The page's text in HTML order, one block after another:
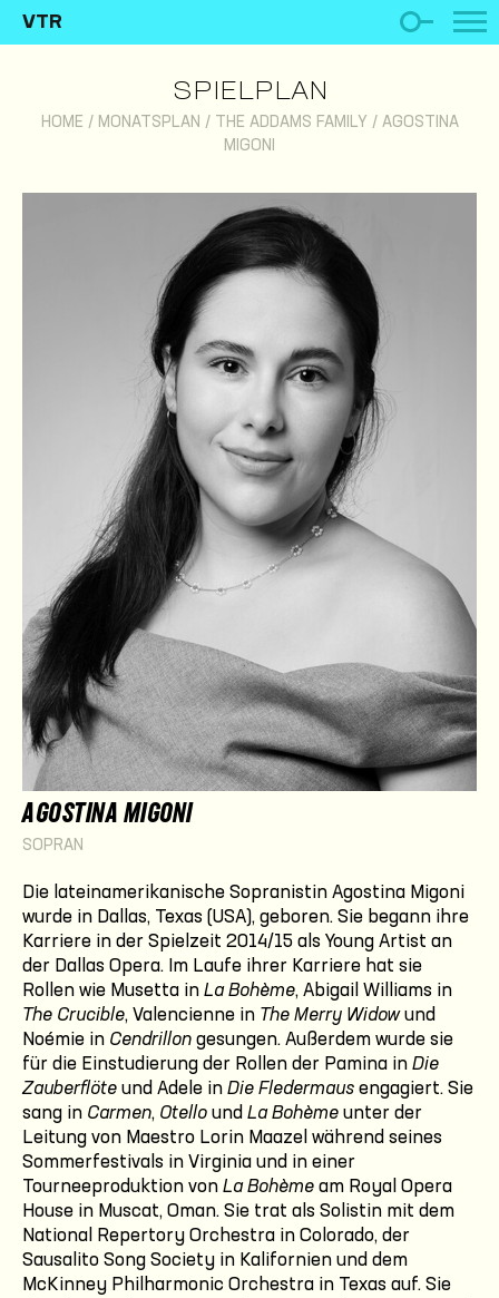
VTR
SPIELPLAN
HOME / MONATSPLAN / THE ADDAMS FAMILY / AGOSTINA
MIGONI
AGOSTINA MIGONI
SOPRAN
Die lateinamerikanische Sopranistin Agostina Migoni
wurde in Dallas, Texas (USA), geboren. Sie begann ihre
Karriere in der Spielzeit 2014/15 als Young Artist an
der Dallas Opera. Im Laufe ihrer Karriere hat sie
Rollen wie Musetta in La Bohème, Abigail Williams in
The Crucible, Valencienne in The Merry Widowund
Noémie in Cendrillon gesungen. Außerdem wurde sie
für die Einstudierung der Rollen der Pamina in Die
Zauberflöte und Adele in Die Fledermaus engagiert. Sie
sang in Carmen, Otello und La Bohème unter der
Leitung von Maestro Lorin Maazel während seines
Sommerfestivals in Virginia und in einer
Tourneeproduktion von La Bohème am Royal Opera
House in Muscat, Oman. Sie trat als Solistin mit dem
National Repertory Orchestra in Colorado, der
Sausalito Song Society in Kalifornien und dem
McKinney Philharmonic Orchestra in Texas auf. Sie